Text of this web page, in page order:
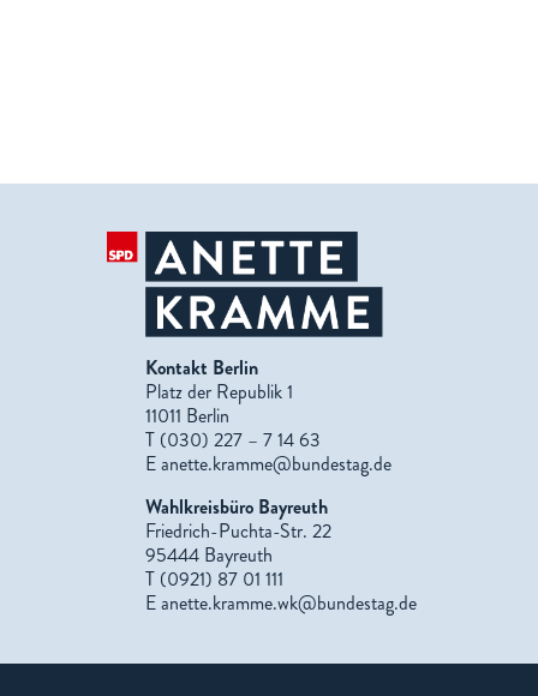
Kontakt Berlin
Platz der Republik 1
11011 Berlin
T (030) 227 – 7 14 63
Eanette.kramme@bundestag.de
Wahlkreisbüro Bayreuth
Friedrich-Puchta-Str. 22
95444 Bayreuth
T (0921) 87 01 111
Eanette.kramme.wk@bundestag.de